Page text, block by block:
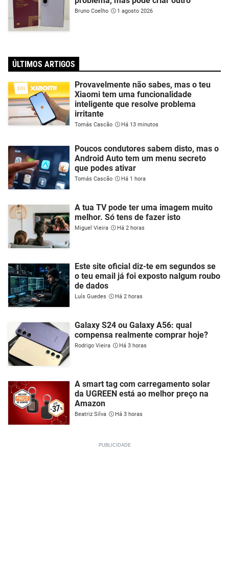
Bruno Coelho 1 agosto 2026
ÚLTIMOS ARTIGOS
Provavelmente não sabes, mas o teu
Xiaomi tem uma funcionalidade
inteligente que resolve problema
irritante
Tomás Cascão Há 13 minutos
Poucos condutores sabem disto, mas o
Android Auto tem um menu secreto
que podes ativar
Tomás Cascão Há 1 hora
A tua TV pode ter uma imagem muito
melhor. Só tens de fazer isto
Miguel Vieira Há 2 horas
Este site oficial diz-te em segundos se
o teu email já foi exposto nalgum roubo
de dados
Luís Guedes Há 2 horas
Galaxy S24 ou Galaxy A56: qual
compensa realmente comprar hoje?
Rodrigo Vieira Há 3 horas
A smart tag com carregamento solar
da UGREEN está ao melhor preço na
Amazon
Beatriz Silva Há 3 horas